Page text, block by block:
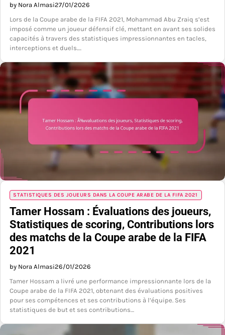
by Nora Almasi27/01/2026
Lors de la Coupe arabe de la FIFA 2021, Mohammad Abu Zraiq s’est
imposé comme un joueur défensif clé, mettant en avant ses solides
capacités à travers des statistiques impressionnantes en tacles,
interceptions et duels.…
STATISTIQUES DES JOUEURS DANS LA COUPE ARABE DE LA FIFA 2021
Tamer Hossam : Évaluations des joueurs,
Statistiques de scoring, Contributions lors
des matchs de la Coupe arabe de la FIFA
2021
by Nora Almasi26/01/2026
Tamer Hossam a livré une performance impressionnante lors de la
Coupe arabe de la FIFA 2021, obtenant des évaluations positives
pour ses compétences et ses contributions à l’équipe. Ses
statistiques de but et ses contributions…